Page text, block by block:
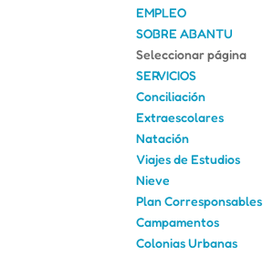
EMPLEO
SOBRE ABANTU
Seleccionar página
SERVICIOS
Conciliación
Extraescolares
Natación
Viajes de Estudios
Nieve
Plan Corresponsables
Campamentos
Colonias Urbanas